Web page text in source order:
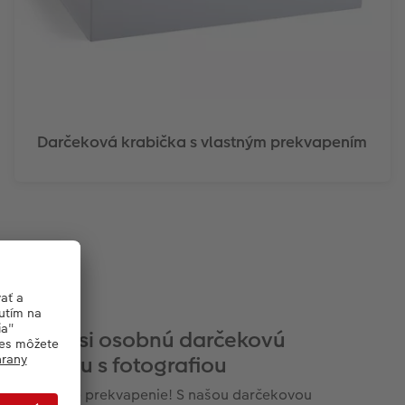
Darčeková krabička s vlastným prekvapením
si osobnú darčekovú
s fotografiou
dvojité prekvapenie! S našou darčekovou